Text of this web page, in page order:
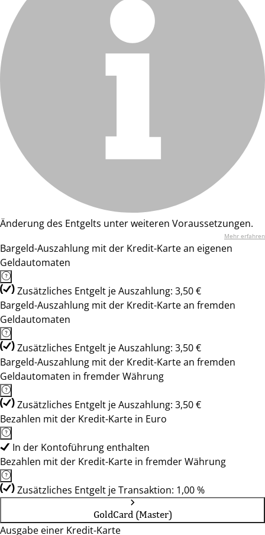
Änderung des Entgelts unter weiteren Voraussetzungen.
Mehr erfahren
Bargeld-Auszahlung mit der Kredit-Karte an eigenen
Geldautomaten
Zusätzliches Entgelt je Auszahlung: 3,50 €
Bargeld-Auszahlung mit der Kredit-Karte an fremden
Geldautomaten
Zusätzliches Entgelt je Auszahlung: 3,50 €
Bargeld-Auszahlung mit der Kredit-Karte an fremden
Geldautomaten in fremder Währung
Zusätzliches Entgelt je Auszahlung: 3,50 €
Bezahlen mit der Kredit-Karte in Euro
In der Kontoführung enthalten
Bezahlen mit der Kredit-Karte in fremder Währung
Zusätzliches Entgelt je Transaktion: 1,00 %
GoldCard (Master)
Ausgabe einer Kredit-Karte